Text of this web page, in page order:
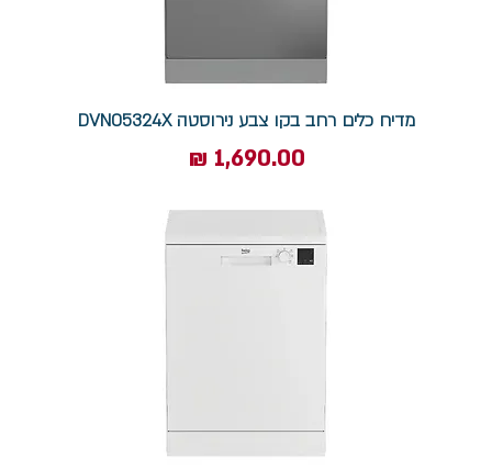
מדיח כלים רחב בקו צבע נירוסטה DVN05324X
מחיר